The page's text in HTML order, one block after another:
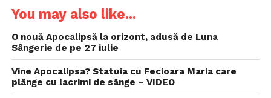
You may also like...
O nouă Apocalipsă la orizont, adusă de Luna
Sângerie de pe 27 iulie
Vine Apocalipsa? Statuia cu Fecioara Maria care
plânge cu lacrimi de sânge – VIDEO